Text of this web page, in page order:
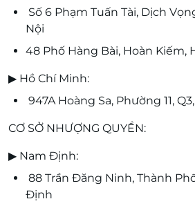
Số 6 Phạm Tuấn Tài, Dịch
Nội
48 Phố Hàng Bài, Hoàn Kiếm,
▶ Hồ Chí Minh:
947A Hoàng Sa, Phường 11,
CƠ SỞ NHƯỢNG QUYỀN:
▶ Nam Định:
88 Trần Đăng Ninh, Thành
Định